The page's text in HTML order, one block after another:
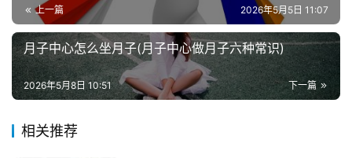
创
业
兼
职
目
A：我们查看的直播手机端上的都是实时的数据，
浮现权开通依据的经验分数据为截止到18日的静态数据。举
例，假如您18日的经验分为2800分，18日又做了直播，19
日的经验分为3000分，但浮现权开通取数截止时间为18
上一篇 2026年5月5日 11:07
月子中心怎么坐月子(月子中心做月子六种常识)
下一篇
2026年5月8日 10:51
相关推荐